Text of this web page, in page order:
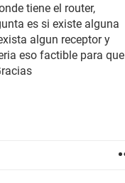
tiene el router,
es si existe alguna
algun receptor y
eso factible para que